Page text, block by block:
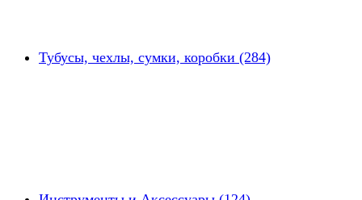
Тубусы, чехлы, сумки, коробки (284)